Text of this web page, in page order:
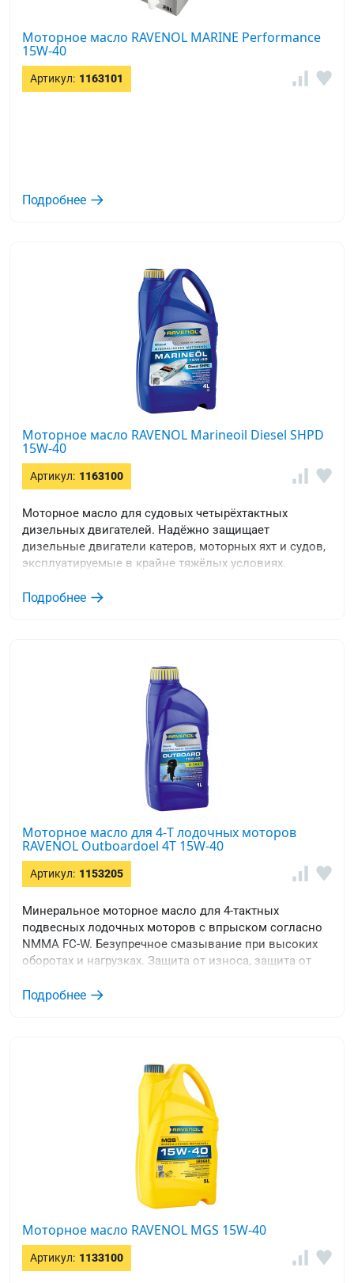
Моторное масло RAVENOL MARINE Performance
15W-40
Артикул: 1163101
Подробнее
Моторное масло RAVENOL Marineoil Diesel SHPD
15W-40
Артикул: 1163100
Моторное масло для судовых четырёхтактных
дизельных двигателей. Надёжно защищает
дизельные двигатели катеров, моторных яхт и судов,
эксплуатируемые в крайне тяжёлых условиях.
Подробнее
Моторное масло для 4-T лодочных моторов
RAVENOL Outboardoel 4T 15W-40
Артикул: 1153205
Минеральное моторное масло для 4-тактных
подвесных лодочных моторов с впрыском согласно
NMMA FC-W. Безупречное смазывание при высоких
оборотах и нагрузках. Защита от износа, защита от
Подробнее
Моторное масло RAVENOL MGS 15W-40
Артикул: 1133100